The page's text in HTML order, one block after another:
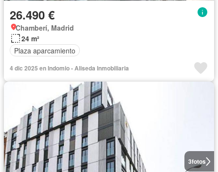
26.490 €
Chamberí, Madrid
24 m²
Plaza aparcamiento
4 dic 2025 en Indomio - Aliseda Inmobiliaria
3fotos